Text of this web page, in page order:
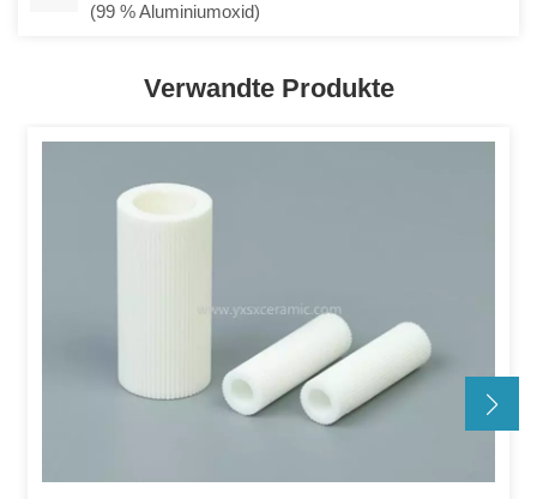
(99 % Aluminiumoxid)
Verwandte Produkte